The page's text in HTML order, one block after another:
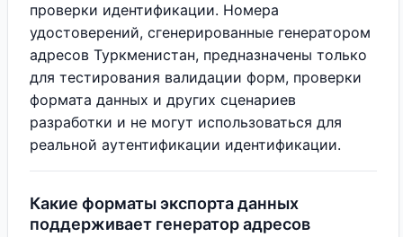
проверки идентификации. Номера
удостоверений, сгенерированные генератором
адресов Туркменистан, предназначены только
для тестирования валидации форм, проверки
формата данных и других сценариев
разработки и не могут использоваться для
реальной аутентификации идентификации.
Какие форматы экспорта данных
поддерживает генератор адресов